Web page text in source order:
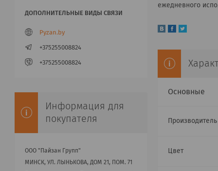
ежедневного
Основные
Цвет
Pyzan.by
+375255008824
+375255008824
Информация для
покупателя
ООО "Пайзан Групп"
МИНСК, УЛ. ЛЫНЬКОВА, ДОМ 21, ПОМ. 71